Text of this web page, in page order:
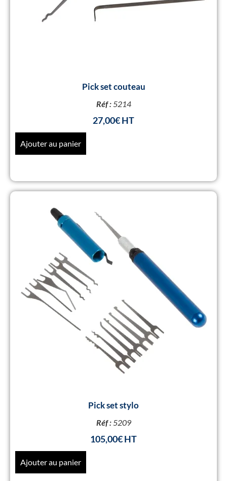
Pick set couteau
Réf :5214
27,00€
Ajouter au panier
Pick set stylo
Réf :5209
105,00€
Ajouter au panier